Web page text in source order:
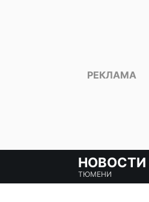
НОВОСТИ
ТЮМЕНИ